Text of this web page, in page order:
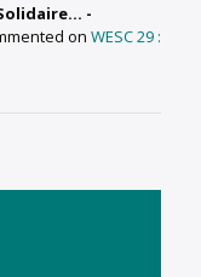
-
on WESC 29 :